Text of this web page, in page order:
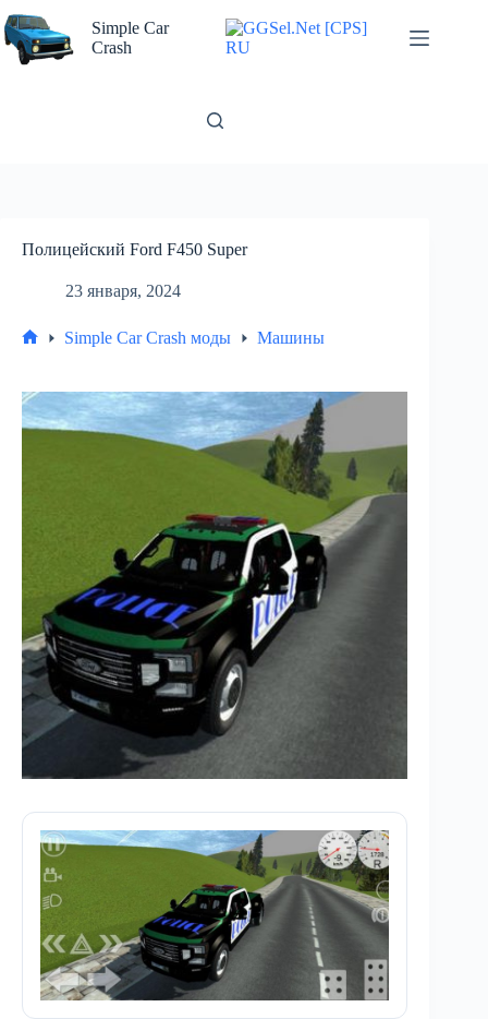
к
сути
Simple Car
Crash
Полицейский Ford F450 Super
23 января, 2024
Simple Car Crash моды Машины